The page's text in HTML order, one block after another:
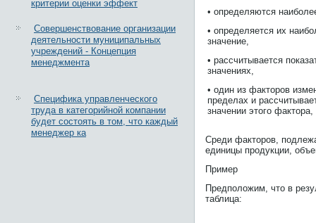
критерии оценки эффект
Совершенствование организации
деятельности муниципальных
учреждений - Концепция
менеджмента
Специфика управленческого
труда в категорийной компании
будет состоять в том, что каждый
менеджер ка
• определяются
• определяется их
значение,
• рассчитывается
значениях,
• один из факторов
пределах и
значении этого фактора,
Среди факторов,
единицы продукции,
Пример
Предположим, что в
таблица: